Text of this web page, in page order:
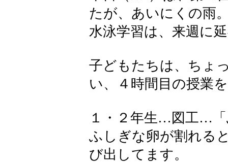
たが、あいにくの雨
水泳学習は、来週に
子どもたちは、ちょ
い、４時間目の授業
１・２年生…図工…
ふしぎな卵が割れる
び出してます。